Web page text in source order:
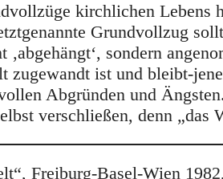
kirchlichen Lebens
Grundvollzug
sondern
zugewandt ist und bleibt-
Abgründen und
verschließen, denn „das
Freiburg-Basel-Wien